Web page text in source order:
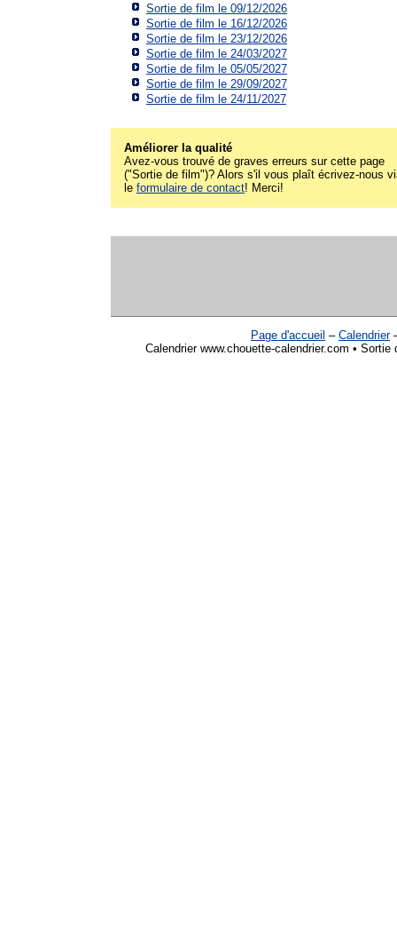
Sortie de film le 09/12/2026
Sortie de film le 16/12/2026
Sortie de film le 23/12/2026
Sortie de film le 24/03/2027
Sortie de film le 05/05/2027
Sortie de film le 29/09/2027
Sortie de film le 24/11/2027
Améliorer la qualité
Avez-vous trouvé de graves erreurs sur cette page
("Sortie de film")? Alors s'il vous plaît écrivez-nous
le formulaire de contact! Merci!
Page d'accueil – Calendrier
Calendrier www.chouette-calendrier.com •